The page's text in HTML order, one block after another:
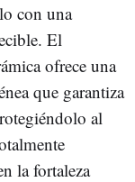
con una
El
ofrece una
que garantiza
al
la fortaleza